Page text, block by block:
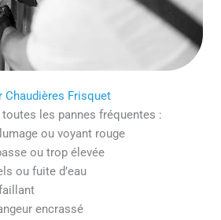
Chaudières Frisquet
les pannes fréquentes :
ou voyant rouge
ou trop élevée
ou fuite d’eau
encrassé